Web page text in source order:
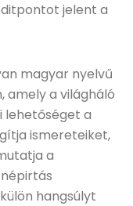
jelent a
magyar nyelvű
amely a világháló
lehetőséget a
ismereteiket,
a
hangsúlyt